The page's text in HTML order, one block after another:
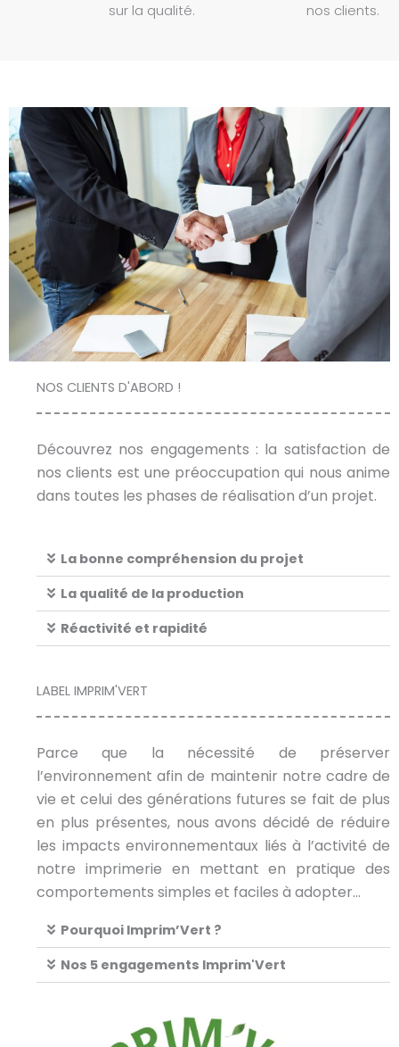
sur la qualité.
nos clients.
NOS CLIENTS D'ABORD !
Découvrez nos engagements : la satisfaction de
nos clients est une préoccupation qui nous anime
dans toutes les phases de réalisation d’un projet.
La bonne compréhension du projet
La qualité de la production
Réactivité et rapidité
LABEL IMPRIM'VERT
Parce que la nécessité de préserver
l’environnement afin de maintenir notre cadre de
vie et celui des générations futures se fait de plus
en plus présentes, nous avons décidé de réduire
les impacts environnementaux liés à l’activité de
notre imprimerie en mettant en pratique des
comportements simples et faciles à adopter…
Pourquoi Imprim’Vert ?
Nos 5 engagements Imprim'Vert